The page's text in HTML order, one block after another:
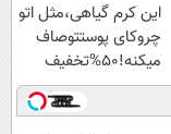
این کرم گیاهی،مثل اتو
چروکای پوستتوصاف
میکنه!50%تخفیف